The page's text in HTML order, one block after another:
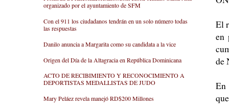
El
en
de
En
organizado por el ayuntamiento de SFM
Con el 911 los ciudadanos tendrán en un solo número todas
las respuestas
Danilo anuncia a Margarita como su candidata a la vice
Origen del Día de la Altagracia en República Dominicana
ACTO DE RECIBIMIENTO Y RECONOCIMIENTO A
DEPORTISTAS MEDALLISTAS DE JUDO
Mary Peláez revela manejó RD$200 Millones